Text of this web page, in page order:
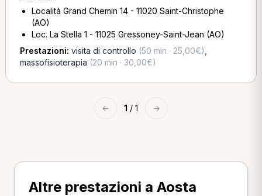
Località Grand Chemin 14 - 11020 Saint-Christophe
(AO)
Loc. La Stella 1 - 11025 Gressoney-Saint-Jean (AO)
Prestazioni: visita di controllo (50 min · 25,00€)
massofisioterapia (20 min · 30,00€)
← 1 / 1 →
Altre prestazioni a Aosta